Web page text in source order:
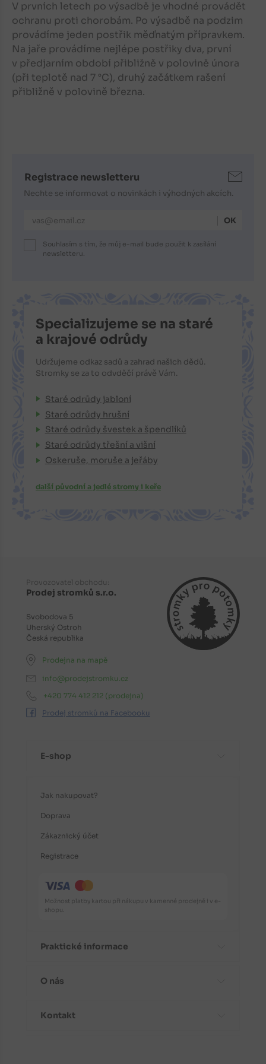
V prvních letech po výsadbě je vhodné provádět
ochranu proti chorobám. Po výsadbě na podzim
provádíme jeden postřik měďnatým přípravkem.
Na jaře provádíme nejlépe postřiky dva, první
v předjarním období přibližně v polovině února
(při teplotě nad 7 °C), druhý začátkem rašení
přibližně v polovině března.
Registrace newsletteru
Nechte se informovat o novinkách i výhodných akcích.
E-mailová adresa
Souhlasím s tím, že můj e-mail bude použit k zasílání
newsletteru.
Specializujeme se na staré
a krajové odrůdy
Udržujeme odkaz sadů a zahrad našich dědů.
Stromky se za to odvděčí právě Vám.
Staré odrůdy jabloní
Staré odrůdy hrušní
Staré odrůdy švestek a špendlíků
Staré odrůdy třešní a višní
Oskeruše, moruše a jeřáby
další původní a jedlé stromy i keře
Provozovatel obchodu:
Prodej stromků s.r.o.
Svobodova 5
Uherský Ostroh
Česká republika
Prodejna na mapě
info@prodejstromku.cz
+420 774 412 212 (prodejna)
Prodej stromků na Facebooku
E-shop
Jak nakupovat?
Doprava
Zákaznický účet
Registrace
Možnost platby kartou při nákupu v kamenné prodejně i v e-
shopu.
Praktické informace
Časté dotazy
O nás
Aktuality
Kontakt